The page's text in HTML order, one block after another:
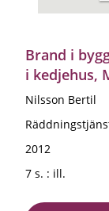
Brand i
i kedjehus,
Nilsson Bertil
2012
7 s. : ill.